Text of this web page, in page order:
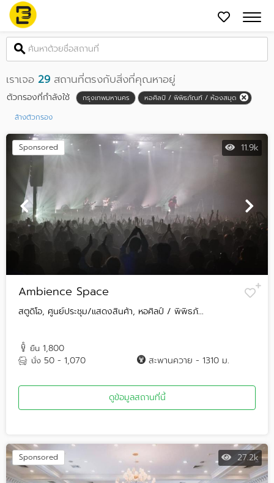
เราเจอ 29 สถานที่ตรงกับสิ่งที่คุณหาอยู่
ตัวกรองที่กำลังใช้ กรุงเทพมหานคร หอศิลป์ / พิพิธภัณฑ์ / ห้องสมุด
ล้างตัวกรอง
11.9k
Sponsored
Ambience Space
สตูดิโอ, ศูนย์ประชุม/แสดงสินค้า, หอศิลป์ / พิพิธภั...
ยืน 1,800
นั่ง 50 - 1,070 สะพานควาย - 1310 ม.
ดูข้อมูลสถานที่นี้
27.2k
Sponsored